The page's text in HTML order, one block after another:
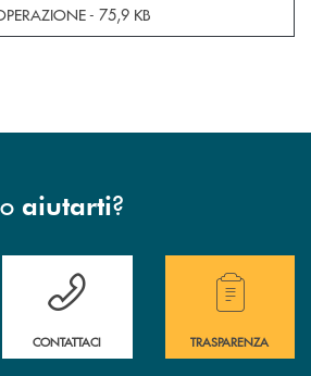
in una nuova finestra
- 75,9 KB
aiutarti?
delle filiali .
Hai bisogno di assistenza immediata?
CONTATTACI
Hai bisogno di
TRASPARENZA